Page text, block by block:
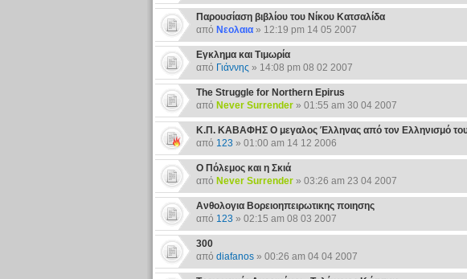
Παρουσίαση βιβλίου του Νίκου Κατσαλίδα
από Νεολαια» 12:19 pm 14 05 2007
Εγκλημα και Τιμωρία
από Γιάννης » 14:08 pm 08 02 2007
The Struggle for Northern Epirus
από Never Surrender» 01:55 am 30 04 2007
Κ.Π. ΚΑΒΑΦΗΣ Ο μεγαλος Έλληνας από τον Ελληνισμό
από 123 » 01:00 am 14 12 2006
Ο Πόλεμος και η Σκιά
από Never Surrender» 03:26 am 23 04 2007
Ανθολογια Βορειοηπειρωτικης ποιησης
από 123 » 02:15 am 08 03 2007
300
από diafanos» 00:26 am 04 04 2007